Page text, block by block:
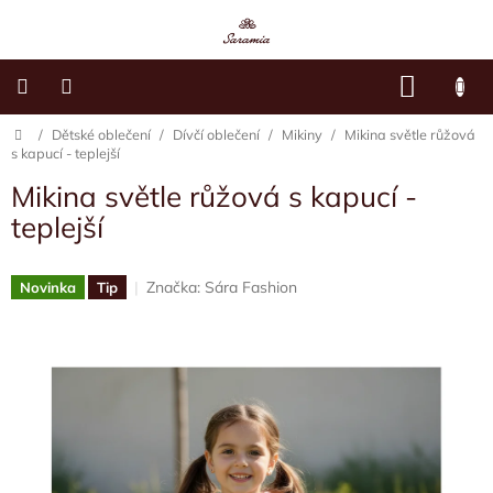
KOŠÍK
Dětské
oblečení
Dámská
móda
Sára's
Paws
objednávka
Domů
/ Dětské oblečení / Dívčí oblečení / Mikiny / Mikina světle růžová
s kapucí - teplejší
Mikina světle růžová s kapucí -
teplejší
Novinka Tip Značka: Sára Fashion